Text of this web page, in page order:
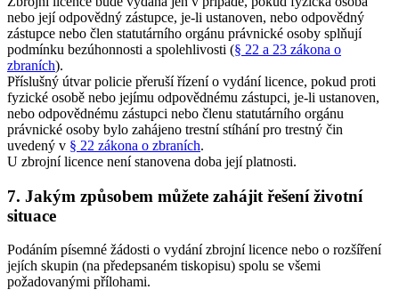
nebo její odpovědný zástupce, je-li ustanoven, nebo odpovědný
zástupce nebo člen statutárního orgánu právnické osoby splňují
podmínku bezúhonnosti a spolehlivosti (§ 22 a 23 zákona o
zbraních).
Příslušný útvar policie přeruší řízení o vydání licence, pokud proti
fyzické osobě nebo jejímu odpovědnému zástupci, je-li ustanoven,
nebo odpovědnému zástupci nebo členu statutárního orgánu
právnické osoby bylo zahájeno trestní stíhání pro trestný čin
uvedený v § 22 zákona o zbraních.
U zbrojní licence není stanovena doba její platnosti.
7. Jakým způsobem můžete zahájit řešení životní
situace
Podáním písemné žádosti o vydání zbrojní licence nebo o rozšíření
jejích skupin (na předepsaném tiskopisu) spolu se všemi
požadovanými přílohami.